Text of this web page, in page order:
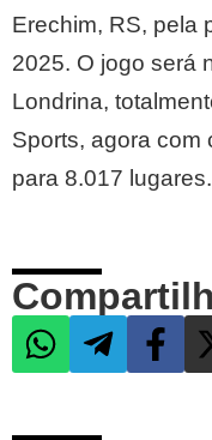
Erechim, RS, pela
2025. O jogo será
Londrina,
Sports, agora com
para 8.017 lugares.